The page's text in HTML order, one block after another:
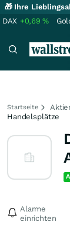
🎁 Ihre
DAX +0,69%
Startseite
Handelsplätze
Alarme
einrichten